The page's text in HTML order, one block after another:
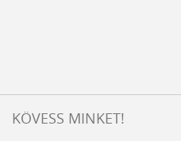
KÖVESS MINKET!